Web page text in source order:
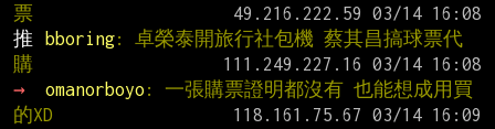
票
推
bboring: 卓榮泰開旅行社包機 蔡其昌搞球票代
購
→
omanorboyo : 一張購票證明都沒有 也能想成用買
的XD